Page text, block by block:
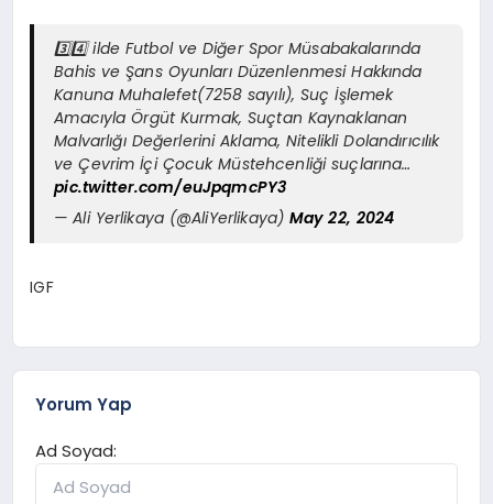
3️⃣4️⃣ ilde Futbol ve Diğer Spor Müsabakalarında
Bahis ve Şans Oyunları Düzenlenmesi Hakkında
Kanuna Muhalefet(7258 sayılı), Suç İşlemek
Amacıyla Örgüt Kurmak, Suçtan Kaynaklanan
Malvarlığı Değerlerini Aklama, Nitelikli Dolandırıcılık
ve Çevrim İçi Çocuk Müstehcenliği suçlarına…
pic.twitter.com/euJpqmcPY3
— Ali Yerlikaya (@AliYerlikaya)May 22, 2024
IGF
Yorum Yap
Ad Soyad: